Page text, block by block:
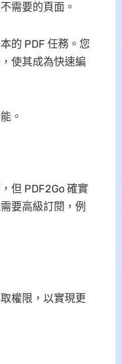
需要的頁面。
的 PDF 任務。您
使其成為快速編
。
但 PDF2Go 確實
要高級訂閱，例
權限，以實現更